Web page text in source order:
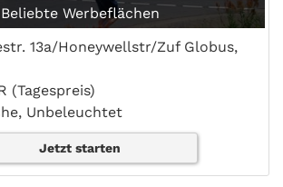
Beliebte Werbeflächen
13a/Honeywellstr/Zuf Globus,
(Tagespreis)
Unbeleuchtet
Jetzt starten